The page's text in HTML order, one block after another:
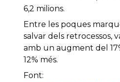
6,2 milions.
Entre les poques
salvar dels retrocessos,
amb un augment del
12% més.
Font: